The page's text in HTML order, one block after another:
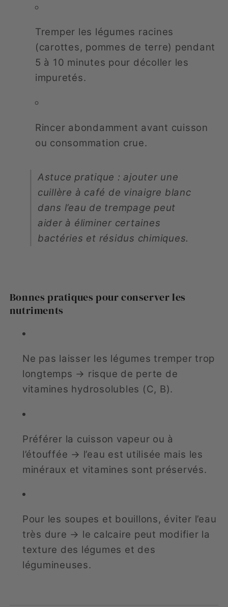
Tremper les légumes racines
(carottes, pommes de terre) pendant
5 à 10 minutes pour décoller les
impuretés.
Rincer abondamment avant cuisson
ou consommation crue.
Astuce pratique : ajouter une
cuillère à café de vinaigre blanc
dans l’eau de trempage peut
aider à éliminer certaines
bactéries et résidus chimiques.
Bonnes pratiques pour conserver les
nutriments
Ne pas laisser les légumes tremper trop
longtemps → risque de perte de
vitamines hydrosolubles (C, B).
Préférer la cuisson vapeur ou à
l’étouffée → l’eau est utilisée mais les
minéraux et vitamines sont préservés.
Pour les soupes et bouillons, éviter l’eau
très dure → le calcaire peut modifier la
texture des légumes et des
légumineuses.